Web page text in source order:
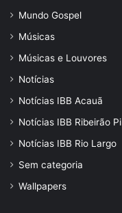
Mundo Gospel
Músicas
Músicas e Louvores
Notícias
Notícias IBB Acauã
Notícias IBB Ribeirão
Notícias IBB Rio Largo
Sem categoria
Wallpapers